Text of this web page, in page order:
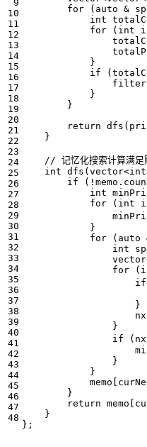
for
( auto & sp
int
for
( int i
}
if
(
}
}
return dfs (
}
int dfs (vector<int
if
( ! memo .
int
for
( int i
}
for
( auto
int
vector
for
(
if
}
}
if
(
}
}
memo [
}
return memo [
}
};